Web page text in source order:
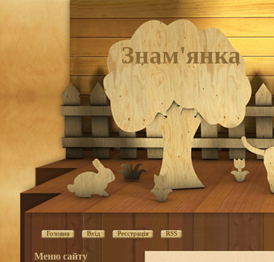
Знам'янка
Головна Вхід Реєстрація RSS
Меню сайту